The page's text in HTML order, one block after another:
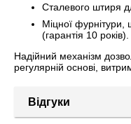
Сталевого штиря
Міцної фурнітури,
(гарантія 10 років).
Надійний механізм
регулярній основі,
Відгуки